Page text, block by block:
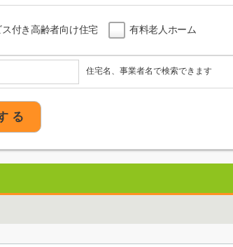
ス付き高齢者向け住宅 有料老人ホーム
住宅名、事業者名で検索できます
る